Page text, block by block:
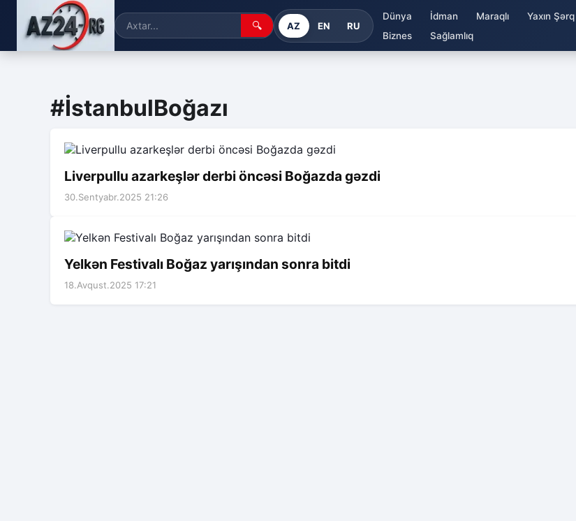
🔍 AZ EN RU
Dünya İdman Maraqlı Yaxın Şərq
Biznes
Sağlamlıq
#İstanbulBoğazı
Liverpullu azarkeşlər derbi öncəsi Boğazda gəzdi
30.Sentyabr.2025 21:26
Yelkən Festivalı Boğaz yarışından sonra bitdi
18.Avqust.2025 17:21